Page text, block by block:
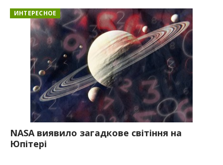
ИНТЕРЕСНОЕ
NASA виявило загадкове світіння на
Юпітері